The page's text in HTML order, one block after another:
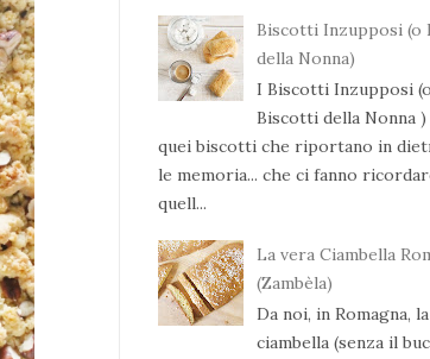
Biscotti Inzupposi (o
della Nonna)
I Biscotti Inzupposi (o
Biscotti della Nonna
quei biscotti che riportano in
le memoria... che ci fanno
quell...
La vera Ciambella
(Zambèla)
Da noi, in Romagna, la
ciambella (senza il